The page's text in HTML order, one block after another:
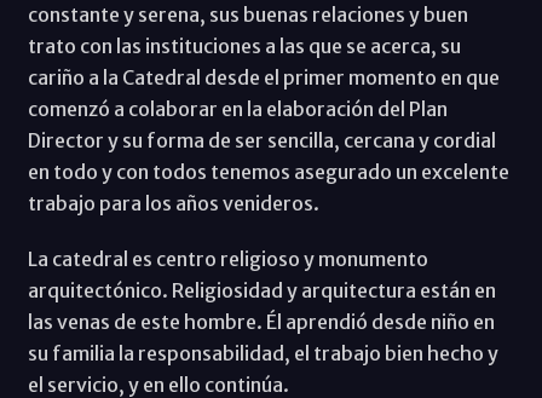
constante y serena, sus buenas relaciones y buen
trato con las instituciones a las que se acerca, su
cariño a la Catedral desde el primer momento en que
comenzó a colaborar en la elaboración del Plan
Director y su forma de ser sencilla, cercana y cordial
en todo y con todos tenemos asegurado un excelente
trabajo para los años venideros.
La catedral es centro religioso y monumento
arquitectónico. Religiosidad y arquitectura están en
las venas de este hombre. Él aprendió desde niño en
su familia la responsabilidad, el trabajo bien hecho y
el servicio, y en ello continúa.